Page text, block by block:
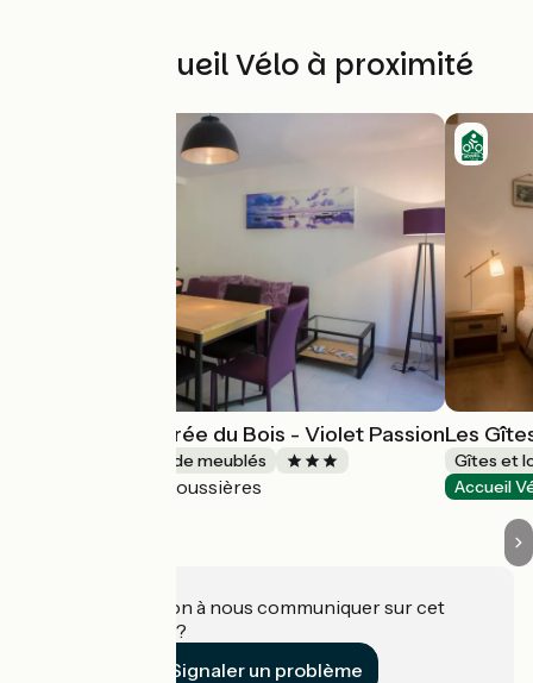
Autres Accueil Vélo à proximité
Les Gîtes de l'Orée du Bois - Violet Passion
Gîtes et locations de meublés
Boussières
Les
Gîtes et
Accueil
Une information à nous communiquer sur cet
établissement ?
Signaler un problème